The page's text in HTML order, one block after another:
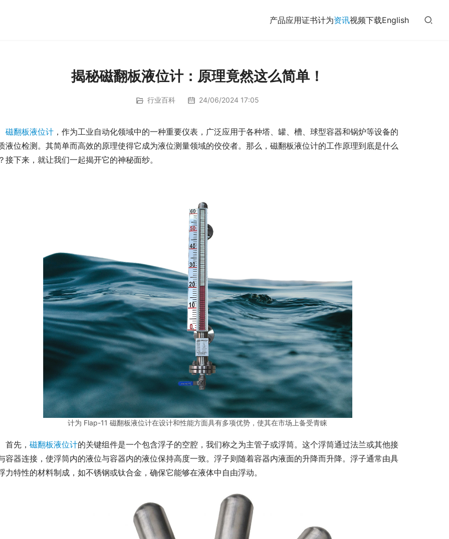
产品应用证书计为资讯视频下载English
揭秘磁翻板液位计：原理竟然这么简单！
行业百科 24/06/2024 17:05
磁翻板液位计 ，作为工业自动化领域中的一种重要仪表，广泛应用于各种塔、罐、槽、球型容器和锅炉等设备的
液位检测。其简单而高效的原理使得它成为液位测量领域的佼佼者。那么，磁翻板液位计的工作原理到底是什么
接下来，就让我们一起揭开它的神秘面纱。
计为 Flap-11 磁翻板液位计在设计和性能方面具有多项优势，使其在市场上备受青睐
先， 磁翻板液位计的关键组件是一个包含浮子的空腔，我们称之为主管子或浮筒。这个浮筒通过法兰或其他接
容器连接，使浮筒内的液位与容器内的液位保持高度一致。浮子则随着容器内液面的升降而升降。浮子通常由具
力特性的材料制成，如不锈钢或钛合金，确保它能够在液体中自由浮动。